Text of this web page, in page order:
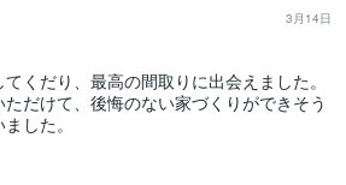
3月14日
くだり、最高の間取りに出会えました。
だけて、後悔のない家づくりができそう
した。